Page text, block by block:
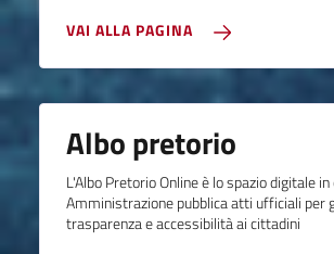
VAI ALLA PAGINA
Albo pretorio
L'Albo Pretorio Online è lo spazio digitale
Amministrazione pubblica atti ufficiali per
trasparenza e accessibilità ai cittadini